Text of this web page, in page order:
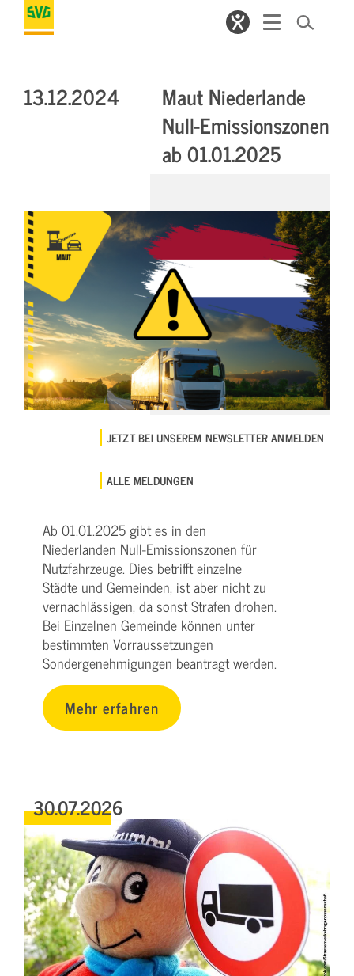
13.12.2024
Maut Niederlande
Null-Emissionszonen
ab 01.01.2025
JETZT BEI UNSEREM NEWSLETTER ANMELDEN
ALLE MELDUNGEN
Ab 01.01.2025 gibt es in den
Niederlanden Null-Emissionszonen für
Nutzfahrzeuge. Dies betrifft einzelne
Städte und Gemeinden, ist aber nicht zu
vernachlässigen, da sonst Strafen drohen.
Bei Einzelnen Gemeinde können unter
bestimmten Vorraussetzungen
Sondergenehmigungen beantragt werden.
Mehr erfahren
30.07.2026